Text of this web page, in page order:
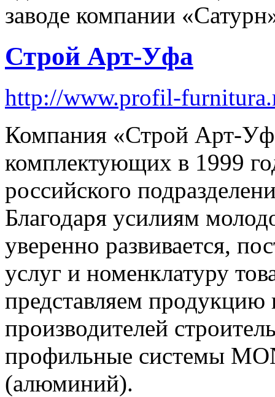
заводе компании
Строй Арт-Уфа
http://www.profil-
Компания «Строй Арт-
комплектующих в 1999
российского
Благодаря усилиям
уверенно развивается,
услуг и номенклатуру
представляем
производителей
профильные системы
(алюминий).